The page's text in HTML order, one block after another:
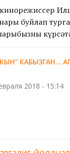
буйлап
КАБЫЗГАН...
2018 - 15:14